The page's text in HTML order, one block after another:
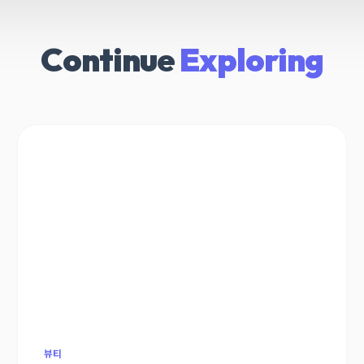
ContinueExploring
뷰티